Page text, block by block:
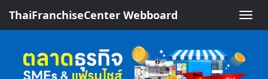
Toggle
ThaiFranchiseCenter Webboard